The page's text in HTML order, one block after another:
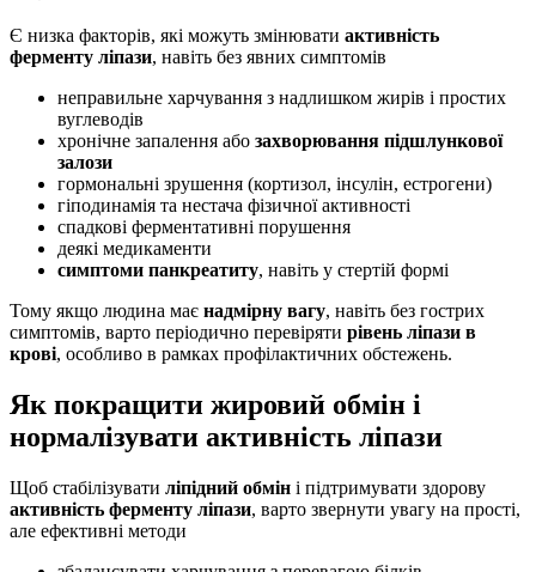
Є низка факторів, які можуть змінювати активність
ферменту ліпази, навіть без явних симптомів
неправильне харчування з надлишком жирів і простих
вуглеводів
хронічне запалення або захворювання підшлункової
залози
гормональні зрушення (кортизол, інсулін, естрогени)
гіподинамія та нестача фізичної активності
спадкові ферментативні порушення
деякі медикаменти
симптоми панкреатиту, навіть у стертій формі
Тому якщо людина має надмірну вагу, навіть без гострих
симптомів, варто періодично перевіряти рівень ліпази в
крові, особливо в рамках профілактичних обстежень.
Як покращити жировий обмін і
нормалізувати активність ліпази
Щоб стабілізувати ліпідний обмін і підтримувати здорову
активність ферменту ліпази, варто звернути увагу на прості,
але ефективні методи